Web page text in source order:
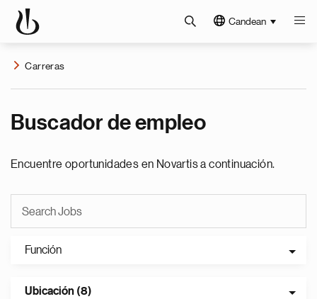
Candean
Carreras
Buscador de empleo
Encuentre oportunidades en Novartis a continuación.
Función
Ubicación (8)